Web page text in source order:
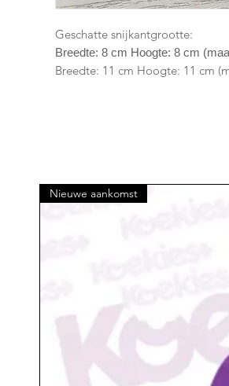
Geschatte snijkantgrootte:
Breedte: 8 cm Hoogte: 8 cm
Breedte: 11 cm Hoogte: 11 cm
Nieuwe aankomst